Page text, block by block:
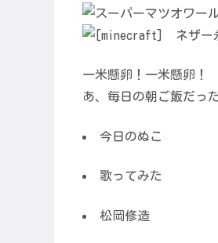
一米懸卵！一米懸卵！
あ、毎日の朝ご飯だっ
今日のぬこ
歌ってみた
松岡修造